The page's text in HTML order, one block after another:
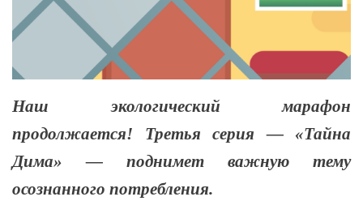
Наш экологический марафон
продолжается! Третья серия — «Тайна
Дима» — поднимет важную тему
осознанного потребления.